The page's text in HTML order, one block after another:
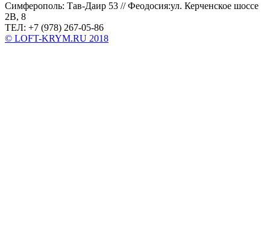
Симферополь: Тав-Даир 53 // Феодосия:ул. Керченское шоссе
2В, 8
ТЕЛ: +7 (978) 267-05-86
© LOFT-KRYM.RU 2018